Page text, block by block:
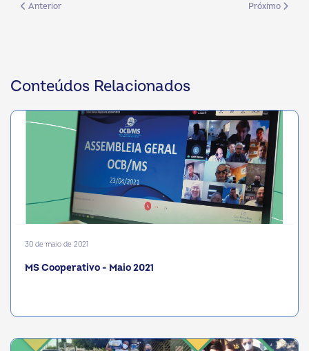
Artigo anterior: MS Cooperativo - Dezembro 2022
Anterior Próximo
Próximo
Conteúdos Relacionados
30 de maio de 2021
MS Cooperativo - Maio 2021